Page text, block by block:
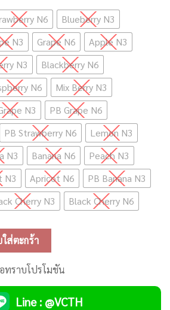
N6
Blueberry N3
N3 Grape N6
Apple N3
N3
Blackberry N6
N6
Mix Berry N3
N3
PB Grape N6
PB Strawberry N6
Lemon N3
N3 Banana N6
Peach N3
N3 Apricot N6
PB Banana N3
Cherry N3 Black Cherry N6
ชิ้น
ส่ตะกร้า
ทราบโปรโมชัน
Line : @VCTH